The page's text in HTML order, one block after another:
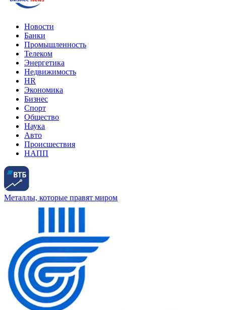
Новости
Банки
Промышленность
Телеком
Энергетика
Недвижимость
HR
Экономика
Бизнес
Спорт
Общество
Наука
Авто
Происшествия
НАПП
Металлы, которые правят миром